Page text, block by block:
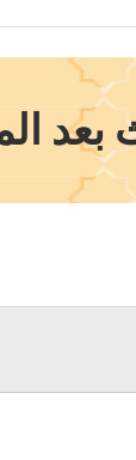
بعد